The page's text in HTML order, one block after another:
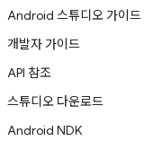
Android 스튜디오 가이드
개발자 가이드
API 참조
스튜디오 다운로드
Android NDK